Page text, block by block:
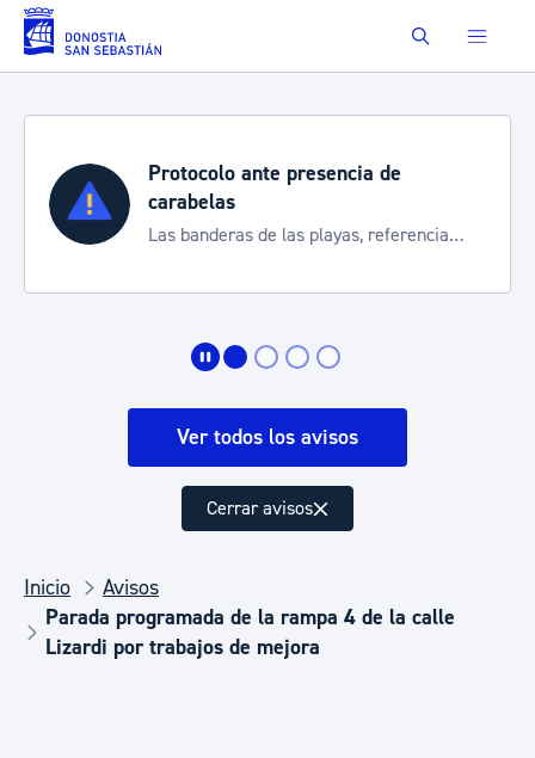
Saltar al contenido principal Buscar
Protocolo ante presencia de
carabelas
Las banderas de las playas, referencia
Ver todos los avisos
Cerrar avisos
Inicio
Avisos
Parada programada de la rampa 4 de la calle
Lizardi por trabajos de mejora